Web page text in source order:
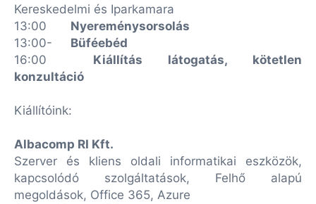
Kereskedelmi és Iparkamara
13:00
Nyereménysorsolás
13:00-
Büféebéd
16:00
Kiállítás látogatás, kötetlen
konzultáció
Kiállítóink:
Albacomp RI Kft.
Szerver és kliens oldali informatikai eszközök,
kapcsolódó szolgáltatások, Felhő alapú
megoldások, Office 365, Azure